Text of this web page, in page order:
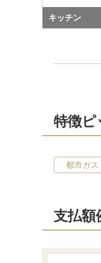
キッチン
特徴ピ
都市ガス
支払額